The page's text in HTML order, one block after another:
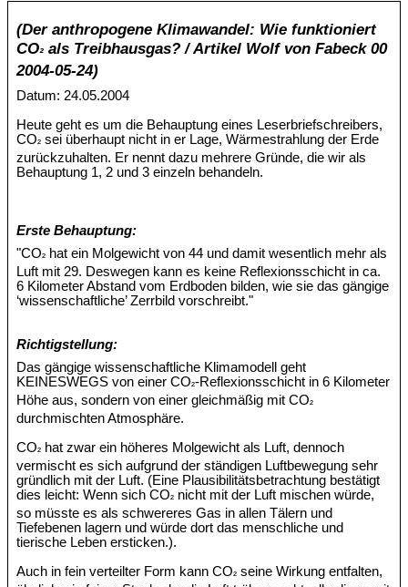
(Der anthropogene Klimawandel: Wie funktioniert
CO² als Treibhausgas? / Artikel Wolf von Fabeck 00
2004-05-24)
Datum: 24.05.2004
Heute geht es um die Behauptung eines Leserbriefschreibers,
CO² sei überhaupt nicht in er Lage, Wärmestrahlung der Erde
zurückzuhalten. Er nennt dazu mehrere Gründe, die wir als
Behauptung 1, 2 und 3 einzeln behandeln.
Erste Behauptung:
"CO² hat ein Molgewicht von 44 und damit wesentlich mehr als
Luft mit 29. Deswegen kann es keine Reflexionsschicht in ca.
6 Kilometer Abstand vom Erdboden bilden, wie sie das gängige
‘wissenschaftliche’ Zerrbild vorschreibt."
Richtigstellung:
Das gängige wissenschaftliche Klimamodell geht
KEINESWEGS von einer CO²-Reflexionsschicht in 6 Kilometer
Höhe aus, sondern von einer gleichmäßig mit CO²
durchmischten Atmosphäre.
CO² hat zwar ein höheres Molgewicht als Luft, dennoch
vermischt es sich aufgrund der ständigen Luftbewegung sehr
gründlich mit der Luft. (Eine Plausibilitätsbetrachtung bestätigt
dies leicht: Wenn sich CO² nicht mit der Luft mischen würde,
so müsste es als schwereres Gas in allen Tälern und
Tiefebenen lagern und würde dort das menschliche und
tierische Leben ersticken.).
Auch in fein verteilter Form kann CO² seine Wirkung entfalten,